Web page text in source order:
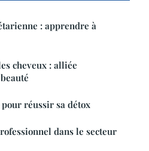
: apprendre à
cheveux : alliée
réussir sa détox
dans le secteur